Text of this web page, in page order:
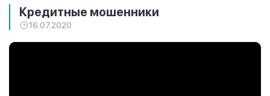
Кредитные мошенники
16.07.2020